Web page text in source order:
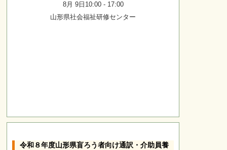
8月 9日10:00- 17:00
山形県社会福祉研修センター
令和８年度山形県盲ろう者向け通訳・介助員養